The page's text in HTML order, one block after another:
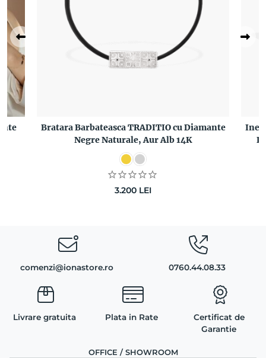
Bratara Barbateasca TRADITIO cu Diamante
Negre Naturale, Aur Alb 14K
3.200 LEI
Inel
comenzi@ionastore.ro 0760.44.08.33
Livrare gratuita Plata in Rate
Certificat de
Garantie
OFFICE / SHOWROOM